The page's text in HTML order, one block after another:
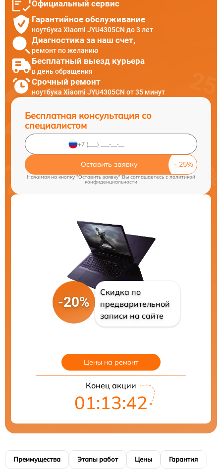
Официальный сервис
Гарантийное обслуживание
ноутбука Xiaomi JYU4305CN до 3 лет
Диагностика за наш счет,
ремонт по желанию
Бесплатный выезд курьера
в день обращения
Срочный ремонт
ноутбука Xiaomi JYU4305CN от 35 минут
Бесплатная консультация со
специалистом
Оставить заявку
Нажимая на кнопку "Оставить заявку" Вы соглашаетесь cполитикой
конфиденциальности
-20%
Скидка по
предварительной
записи на сайте
Цены на ремонт
Конец акции
01:13:41
Преимущества Этапы работ Цены Гарантия